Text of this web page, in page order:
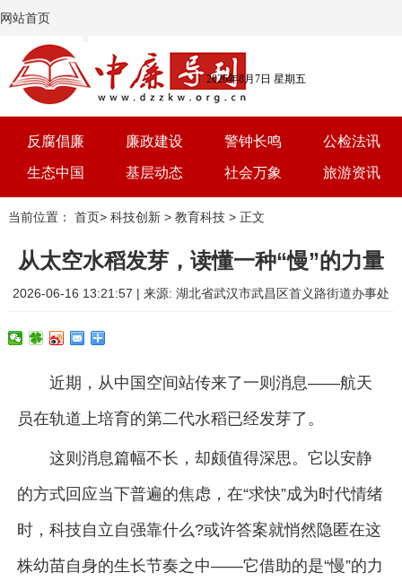
网站首页
2026年8月7日 星期五
反腐倡廉 廉政建设 警钟长鸣 公检法讯
生态中国 基层动态 社会万象 旅游资讯
党建 文选 三农 艺术
当前位置： 首页> 科技创新> 教育科技> 正文
从太空水稻发芽，读懂一种“慢”的力量
2026-06-16 13:21:57 | 来源: 湖北省武汉市武昌区首义路街道办事处
近期，从中国空间站传来了一则消息——航天
员在轨道上培育的第二代水稻已经发芽了。
这则消息篇幅不长，却颇值得深思。它以安静
的方式回应当下普遍的焦虑，在“求快”成为时代情绪
时，科技自立自强靠什么?或许答案就悄然隐匿在这
株幼苗自身的生长节奏之中——它借助的是“慢”的力